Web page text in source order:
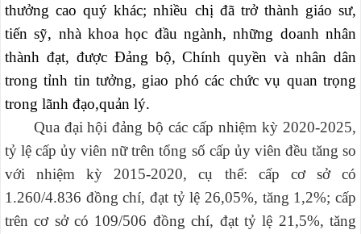
thưởng cao quý khác; nhiều chị đã trở thành giáo sư,
tiến sỹ, nhà khoa học đầu ngành, những doanh nhân
thành đạt, được Đảng bộ, Chính quyền và nhân dân
trong tỉnh tin tưởng, giao phó các chức vụ quan trọng
trong lãnh đạo,quản lý.
Qua đại hội đảng bộ các cấp nhiệm kỳ 2020-2025,
tỷ lệ cấp ủy viên nữ trên tổng số cấp ủy viên đều tăng so
với nhiệm kỳ 2015-2020, cụ thể: cấp cơ sở có
1.260/4.836 đồng chí, đạt tỷ lệ 26,05%, tăng 1,2%; cấp
trên cơ sở có 109/506 đồng chí, đạt tỷ lệ 21,5%, tăng